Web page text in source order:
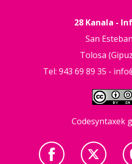
28 Kanala -
San
Tolosa
Tel: 943 69 89 35 -
Codesyntaxek